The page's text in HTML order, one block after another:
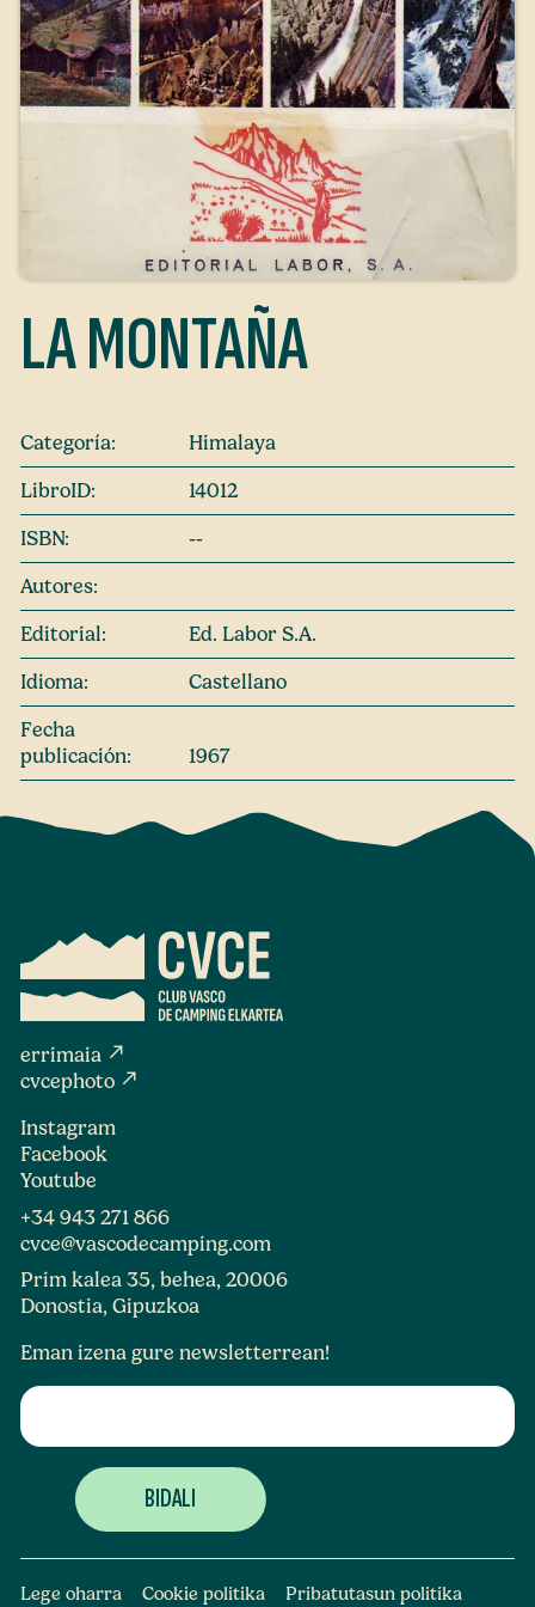
LA MONTAÑA
Categoría:
Himalaya
LibroID:
14012
ISBN:
--
Autores:
Editorial:
Ed. Labor S.A.
Idioma:
Castellano
Fecha
publicación:
1967
errimaia north_east
cvcephoto north_east
Instagram
Facebook
Youtube
+34 943 271 866
cvce@vascodecamping.com
Prim kalea 35, behea, 20006
Donostia, Gipuzkoa
Eman izena gure newsletterrean!
Lege oharra Cookie politika Pribatutasun politika